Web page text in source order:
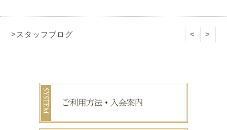
>スタッフブログ < >